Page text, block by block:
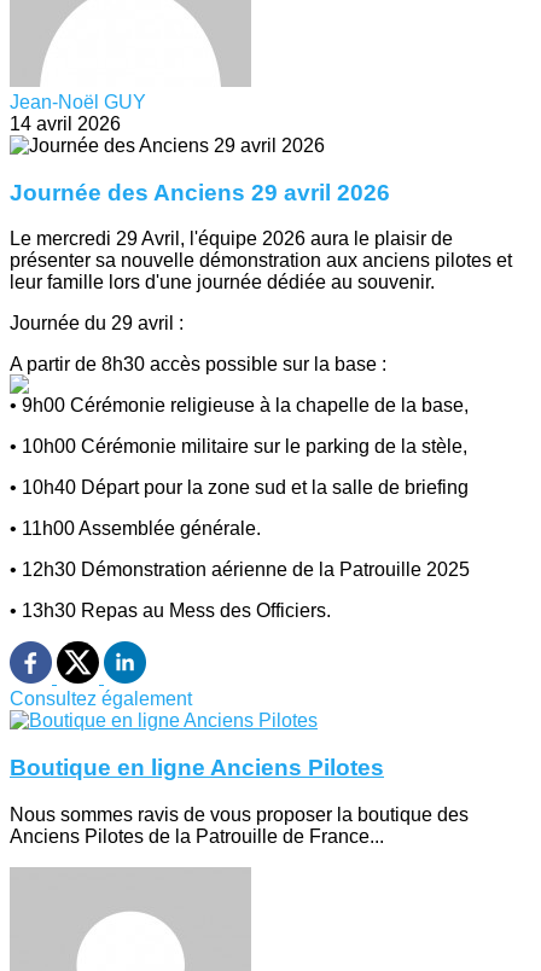
Jean-Noël GUY
14 avril 2026
Journée des Anciens 29 avril 2026
Le mercredi 29 Avril, l'équipe 2026 aura le plaisir de
présenter sa nouvelle démonstration aux anciens pilotes et
leur famille lors d'une journée dédiée au souvenir.
Journée du 29 avril :
A partir de 8h30 accès possible sur la base :
• 9h00 Cérémonie religieuse à la chapelle de la base,
• 10h00 Cérémonie militaire sur le parking de la stèle,
• 10h40 Départ pour la zone sud et la salle de briefing
• 11h00 Assemblée générale.
• 12h30 Démonstration aérienne de la Patrouille 2025
• 13h30 Repas au Mess des Officiers.
Consultez également
Boutique en ligne Anciens Pilotes
Nous sommes ravis de vous proposer la boutique des
Anciens Pilotes de la Patrouille de France...